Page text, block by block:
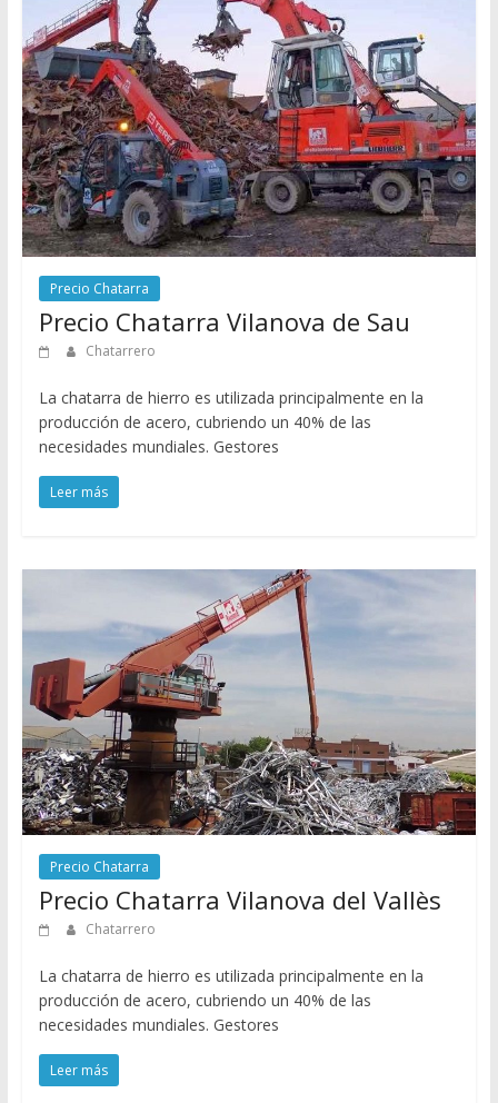
Precio Chatarra
Precio Chatarra Vilanova de Sau
Chatarrero
La chatarra de hierro es utilizada principalmente en la
producción de acero, cubriendo un 40% de las
necesidades mundiales. Gestores
Leer más
Precio Chatarra
Precio Chatarra Vilanova del Vallès
Chatarrero
La chatarra de hierro es utilizada principalmente en la
producción de acero, cubriendo un 40% de las
necesidades mundiales. Gestores
Leer más